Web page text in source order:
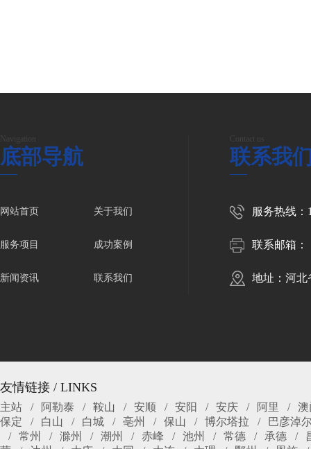
底部导航
网站首页 关于我们
服务项目 成功案例
新闻资讯 联系我们
联系我
服务热线：
联系邮箱：
地址：河北
友情链接 / LINKS
主站 阿勒泰 鞍山 安顺 安阳 安庆 阿里
澳
保定
白山 白城 亳州 保山 博尔塔拉
巴彦淖
常州
滁州 潮州 赤峰 池州 常德 承德